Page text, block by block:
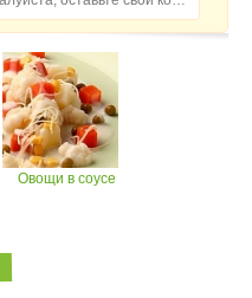
Овощи в соусе